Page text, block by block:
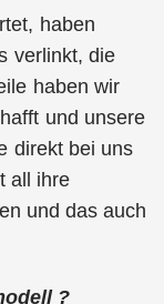
haben
verlinkt, die
haben wir
und unsere
direkt bei uns
all ihre
und das auch
?